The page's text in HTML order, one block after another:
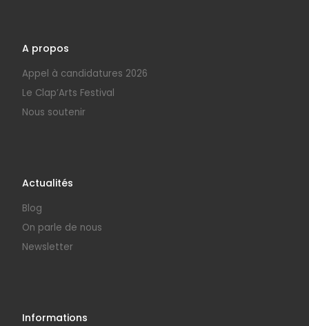
A propos
Appel à candidatures 2026
Le Clap’Arts Festival
Nous soutenir
Actualités
Blog
On parle de nous
Newsletter
Informations